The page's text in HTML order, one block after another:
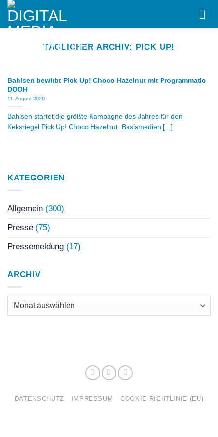
Skip
content
TÄGLICHER ARCHIV: PICK UP!
Bahlsen bewirbt Pick Up! Choco Hazelnut mit Programmatic
DOOH
11. August 2020
Bahlsen startet die größte Kampagne des Jahres für den
Keksriegel Pick Up! Choco Hazelnut. Basismedien [...]
KATEGORIEN
Allgemein (300)
Presse (75)
Pressemeldung (17)
ARCHIV
Archiv
DATENSCHUTZ IMPRESSUM COOKIE-RICHTLINIE (EU)